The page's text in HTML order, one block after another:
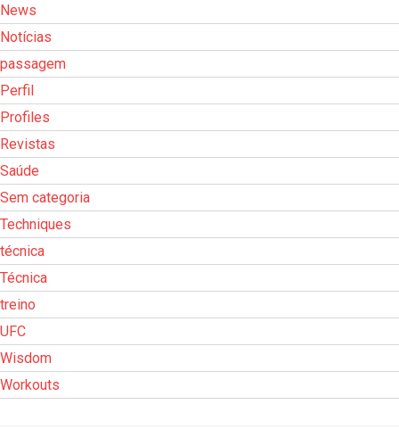
News
Notícias
passagem
Perfil
Profiles
Revistas
Saúde
Sem categoria
Techniques
técnica
Técnica
treino
UFC
Wisdom
Workouts